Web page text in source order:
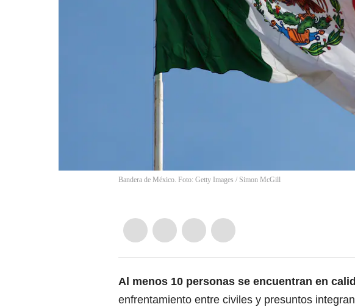
Bandera de México. Foto: Getty Images / Simon McGill
Al menos 10 personas se encuentran en
enfrentamiento entre civiles y presuntos